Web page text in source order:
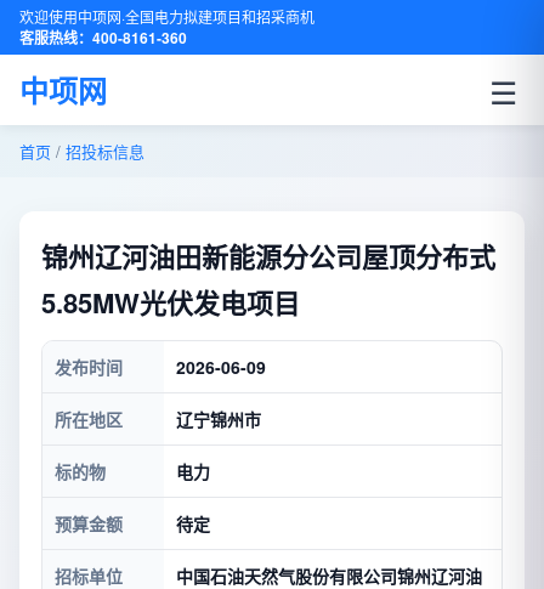
欢迎使用中项网·全国电力拟建项目和招采商机
客服热线：400-8161-360
中项网 ☰
首页 / 招投标信息
锦州辽河油田新能源分公司屋顶分布式
5.85MW光伏发电项目
发布时间 2026-06-09
所在地区 辽宁锦州市
标的物 电力
预算金额 待定
招标单位
中国石油天然气股份有限公司锦州辽河油